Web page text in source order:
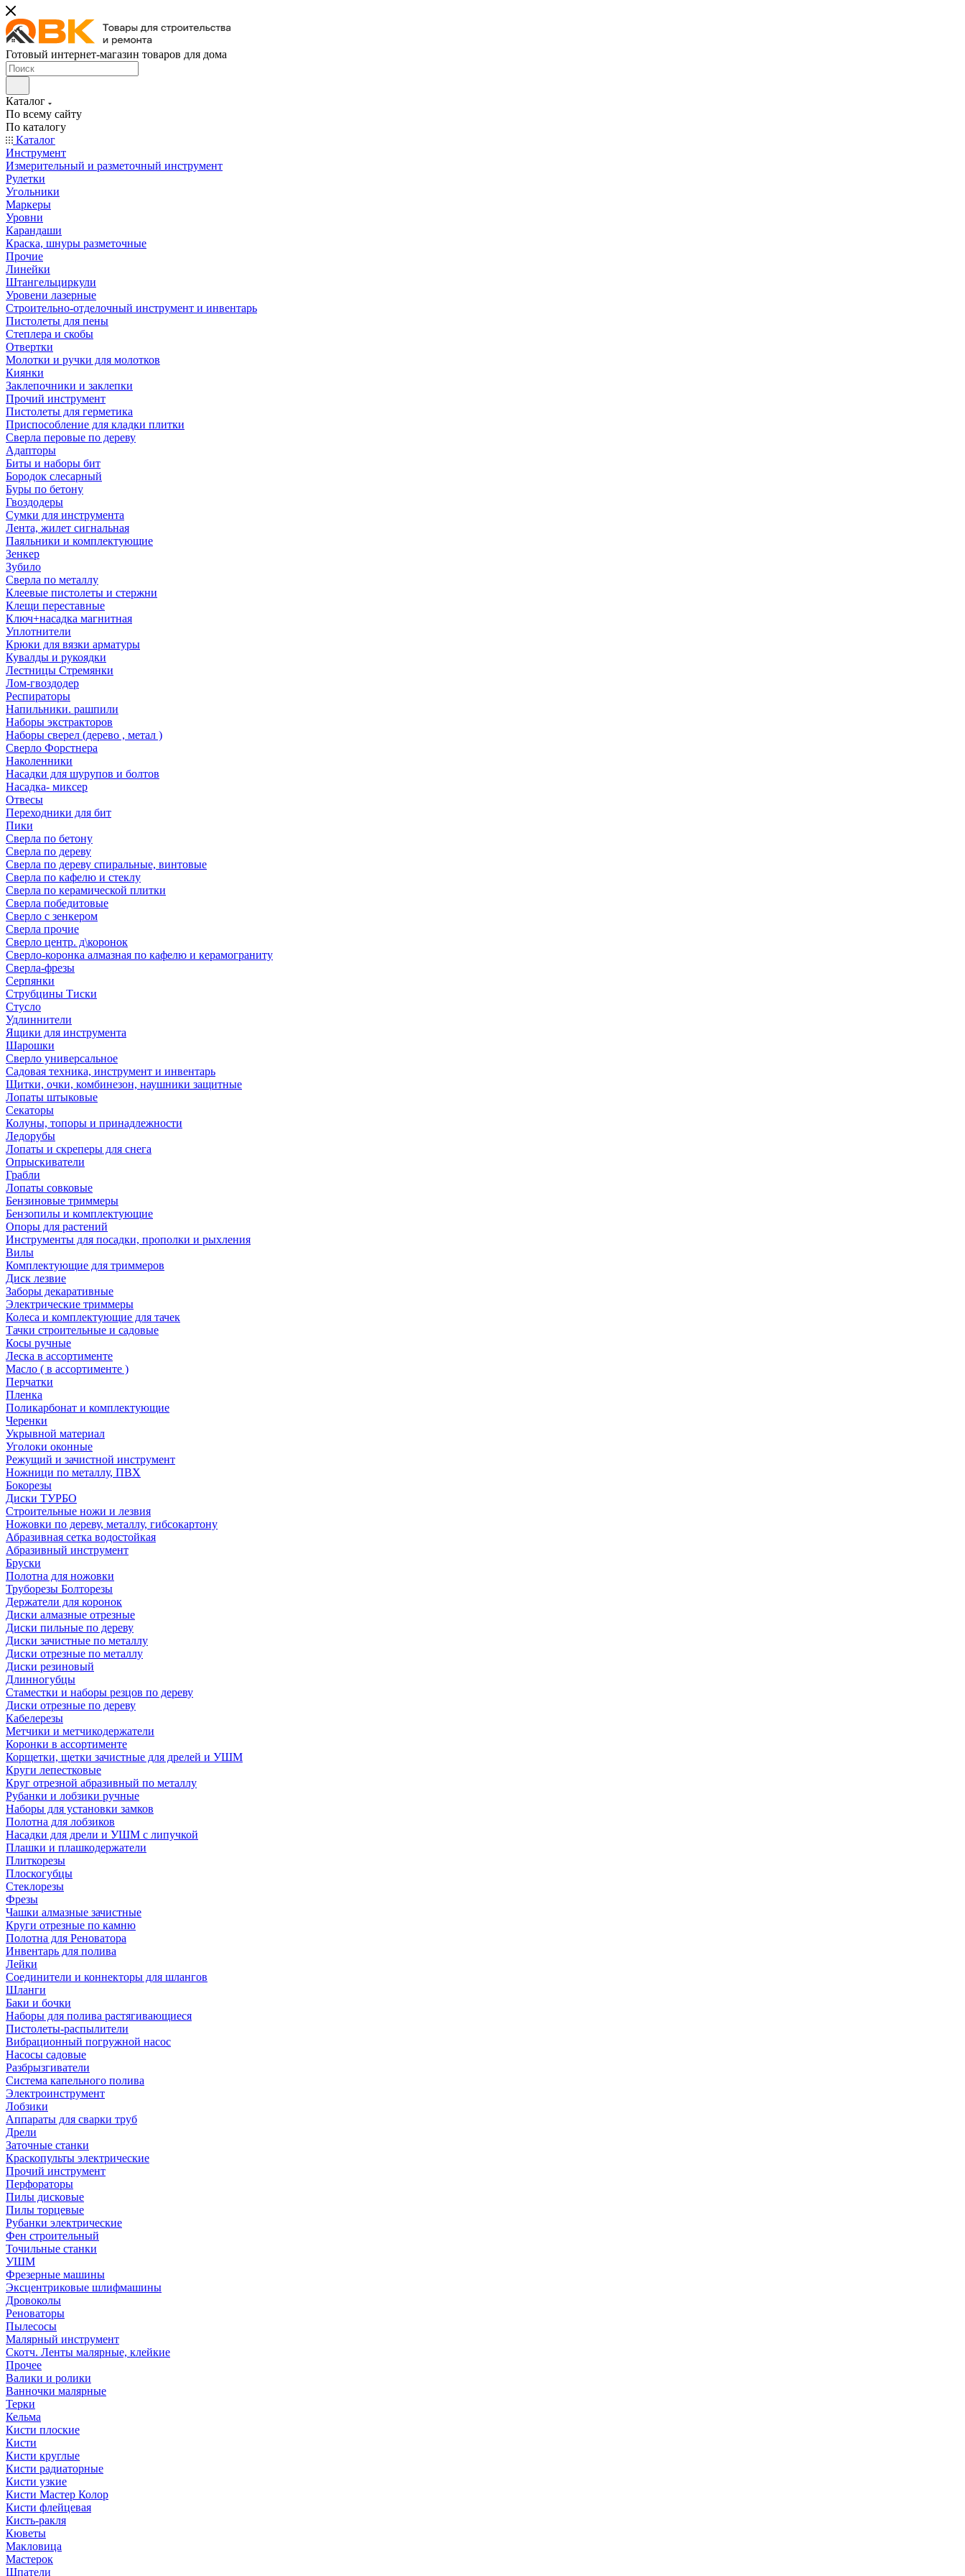
Готовый интернет-магазин товаров для дома
Каталог
По всему сайту
По каталогу
Каталог
Инструмент
Измерительный и разметочный инструмент
Рулетки
Угольники
Маркеры
Уровни
Карандаши
Краска, шнуры разметочные
Прочие
Линейки
Штангельциркули
Уровени лазерные
Строительно-отделочный инструмент и инвентарь
Пистолеты для пены
Степлера и скобы
Отвертки
Молотки и ручки для молотков
Киянки
Заклепочники и заклепки
Прочий инструмент
Пистолеты для герметика
Приспособление для кладки плитки
Сверла перовые по дереву
Адапторы
Биты и наборы бит
Бородок слесарный
Буры по бетону
Гвоздодеры
Сумки для инструмента
Лента, жилет сигнальная
Паяльники и комплектующие
Зенкер
Зубило
Сверла по металлу
Клеевые пистолеты и стержни
Клещи переставные
Ключ+насадка магнитная
Уплотнители
Крюки для вязки арматуры
Кувалды и рукоядки
Лестницы Стремянки
Лом-гвоздодер
Респираторы
Напильники. рашпили
Наборы экстракторов
Наборы сверел (дерево , метал )
Сверло Форстнера
Наколенники
Насадки для шурупов и болтов
Насадка- миксер
Отвесы
Переходники для бит
Пики
Сверла по бетону
Сверла по дереву
Сверла по дереву спиральные, винтовые
Сверла по кафелю и стеклу
Сверла по керамической плитки
Сверла победитовые
Сверло с зенкером
Сверла прочие
Сверло центр. д\коронок
Сверло-коронка алмазная по кафелю и керамограниту
Сверла-фрезы
Серпянки
Струбцины Тиски
Стусло
Удлиннители
Ящики для инструмента
Шарошки
Сверло универсальное
Садовая техника, инструмент и инвентарь
Щитки, очки, комбинезон, наушники защитные
Лопаты штыковые
Секаторы
Колуны, топоры и принадлежности
Ледорубы
Лопаты и скреперы для снега
Опрыскиватели
Грабли
Лопаты совковые
Бензиновые триммеры
Бензопилы и комплектующие
Опоры для растений
Инструменты для посадки, прополки и рыхления
Вилы
Комплектующие для триммеров
Диск лезвие
Заборы декаративные
Электрические триммеры
Колеса и комплектующие для тачек
Тачки строительные и садовые
Косы ручные
Леска в ассортименте
Масло ( в ассортименте )
Перчатки
Пленка
Поликарбонат и комплектующие
Черенки
Укрывной материал
Уголоки оконные
Режущий и зачистной инструмент
Ножници по металлу, ПВХ
Бокорезы
Диски ТУРБО
Строительные ножи и лезвия
Ножовки по дереву, металлу, гибсокартону
Абразивная сетка водостойкая
Абразивный инструмент
Бруски
Полотна для ножовки
Труборезы Болторезы
Держатели для коронок
Диски алмазные отрезные
Диски пильные по дереву
Диски зачистные по металлу
Диски отрезные по металлу
Диски резиновый
Длинногубцы
Стаместки и наборы резцов по дереву
Диски отрезные по дереву
Кабелерезы
Метчики и метчикодержатели
Коронки в ассортименте
Корщетки, щетки зачистные для дрелей и УШМ
Круги лепестковые
Круг отрезной абразивный по металлу
Рубанки и лобзики ручные
Наборы для установки замков
Полотна для лобзиков
Насадки для дрели и УШМ с липучкой
Плашки и плашкодержатели
Плиткорезы
Плоскогубцы
Стеклорезы
Фрезы
Чашки алмазные зачистные
Круги отрезные по камню
Полотна для Реноватора
Инвентарь для полива
Лейки
Соединители и коннекторы для шлангов
Шланги
Баки и бочки
Наборы для полива растягивающиеся
Пистолеты-распылители
Вибрационный погружной насос
Насосы садовые
Разбрызгиватели
Система капельного полива
Электроинструмент
Лобзики
Аппараты для сварки труб
Дрели
Заточные станки
Краскопульты электрические
Прочий инструмент
Перфораторы
Пилы дисковые
Пилы торцевые
Рубанки электрические
Фен строительный
Точильные станки
УШМ
Фрезерные машины
Эксцентриковые шлифмашины
Дровоколы
Реноваторы
Пылесосы
Малярный инструмент
Скотч. Ленты малярные, клейкие
Прочее
Валики и ролики
Ванночки малярные
Терки
Кельма
Кисти плоские
Кисти
Кисти круглые
Кисти радиаторные
Кисти узкие
Кисти Мастер Колор
Кисти флейцевая
Кисть-ракля
Кюветы
Макловица
Мастерок
Шпатели